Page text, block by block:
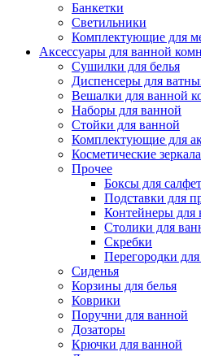
Банкетки
Светильники
Комплектующие для
Аксессуары для ванной
Сушилки для белья
Диспенсеры для
Вешалки для ванной
Наборы для ванной
Стойки для ванной
Комплектующие для
Косметические зеркала
Прочее
Боксы для
Подставки для
Контейнеры для
Столики для
Скребки
Перегородки
Сиденья
Корзины для белья
Коврики
Поручни для ванной
Дозаторы
Крючки для ванной